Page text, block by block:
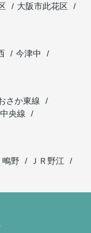
大阪市此花区
今津中
さか東線
央線
鴫野
ＪＲ野江